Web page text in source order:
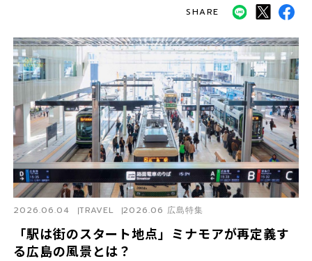
SHARE
「駅は街のスタート地点」ミナモアが再定義す
る広島の風景とは？
2026.06.04 TRAVEL 2026.06 広島特集